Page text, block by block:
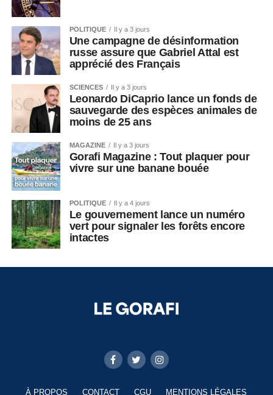
POLITIQUE Il y a 3 jours
Une campagne de désinformation
russe assure que Gabriel Attal est
apprécié des Français
SCIENCES Il y a 3 jours
Leonardo DiCaprio lance un fonds de
sauvegarde des espèces animales de
moins de 25 ans
MAGAZINE Il y a 3 jours
Gorafi Magazine : Tout plaquer pour
vivre sur une banane bouée
POLITIQUE Il y a 4 jours
Le gouvernement lance un numéro
vert pour signaler les forêts encore
intactes
À PROPOS CONTACT CGU MENTIONS LÉGALES